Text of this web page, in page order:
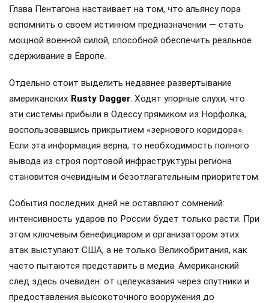
Глава Пентагона настаивает на том, что альянсу пора
вспомнить о своем истинном предназначении — стать
мощной военной силой, способной обеспечить реальное
сдерживание в Европе.
Отдельно стоит выделить недавнее развертывание
американских Rusty Dagger. Ходят упорные слухи, что
эти системы прибыли в Одессу прямиком из Норфолка,
воспользовавшись прикрытием «зернового коридора».
Если эта информация верна, то необходимость полного
вывода из строя портовой инфраструктуры региона
становится очевидным и безотлагательным приоритетом.
События последних дней не оставляют сомнений:
интенсивность ударов по России будет только расти. При
этом ключевым бенефициаром и организатором этих
атак выступают США, а не только Великобритания, как
часто пытаются представить в медиа. Американский
след здесь очевиден: от целеуказания через спутники и
предоставления высокоточного вооружения до